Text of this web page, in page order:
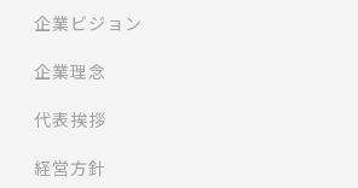
企業ビジョン
企業理念
代表挨拶
経営方針